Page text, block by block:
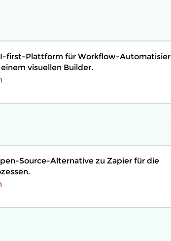
first-Plattform für Workflow-
visuellen Builder.
Source-Alternative zu Zapier für die